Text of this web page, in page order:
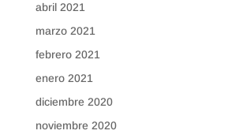
abril 2021
marzo 2021
febrero 2021
enero 2021
diciembre 2020
noviembre 2020